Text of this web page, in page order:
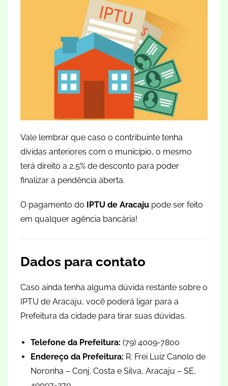
Vale lembrar que caso o contribuinte tenha
dívidas anteriores com o município, o mesmo
terá direito a 2,5% de desconto para poder
finalizar a pendência aberta.
O pagamento do IPTU de Aracaju pode ser feito
em qualquer agência bancária!
Dados para contato
Caso ainda tenha alguma dúvida restante sobre o
IPTU de Aracaju, você poderá ligar para a
Prefeitura da cidade para tirar suas dúvidas.
Telefone da Prefeitura: (79) 4009-7800
Endereço da Prefeitura: R. Frei Luiz Canolo de
Noronha – Conj. Costa e Silva, Aracaju – SE,